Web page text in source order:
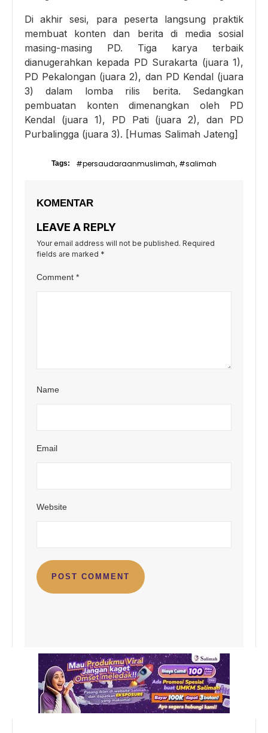
Di akhir sesi, para peserta langsung praktik
membuat konten dan berita di media sosial
masing-masing PD. Tiga karya terbaik
dianugerahkan kepada PD Surakarta (juara 1),
PD Pekalongan (juara 2), dan PD Kendal (juara
3) dalam lomba rilis berita. Sedangkan
pembuatan konten dimenangkan oleh PD
Kendal (juara 1), PD Pati (juara 2), dan PD
Purbalingga (juara 3). [Humas Salimah Jateng]
Tags: #persaudaraanmuslimah, #salimah
KOMENTAR
LEAVE A REPLY
Your email address will not be published. Required
fields are marked *
Comment *
Name
Email
Website